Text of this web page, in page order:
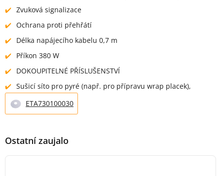
Zvuková signalizace
Ochrana proti přehřátí
Délka napájecího kabelu 0,7 m
Příkon 380 W
DOKOUPITELNÉ PŘÍSLUŠENSTVÍ
Sušicí síto pro pyré (např. pro přípravu wrap placek),
ETA730100030
Ostatní zaujalo